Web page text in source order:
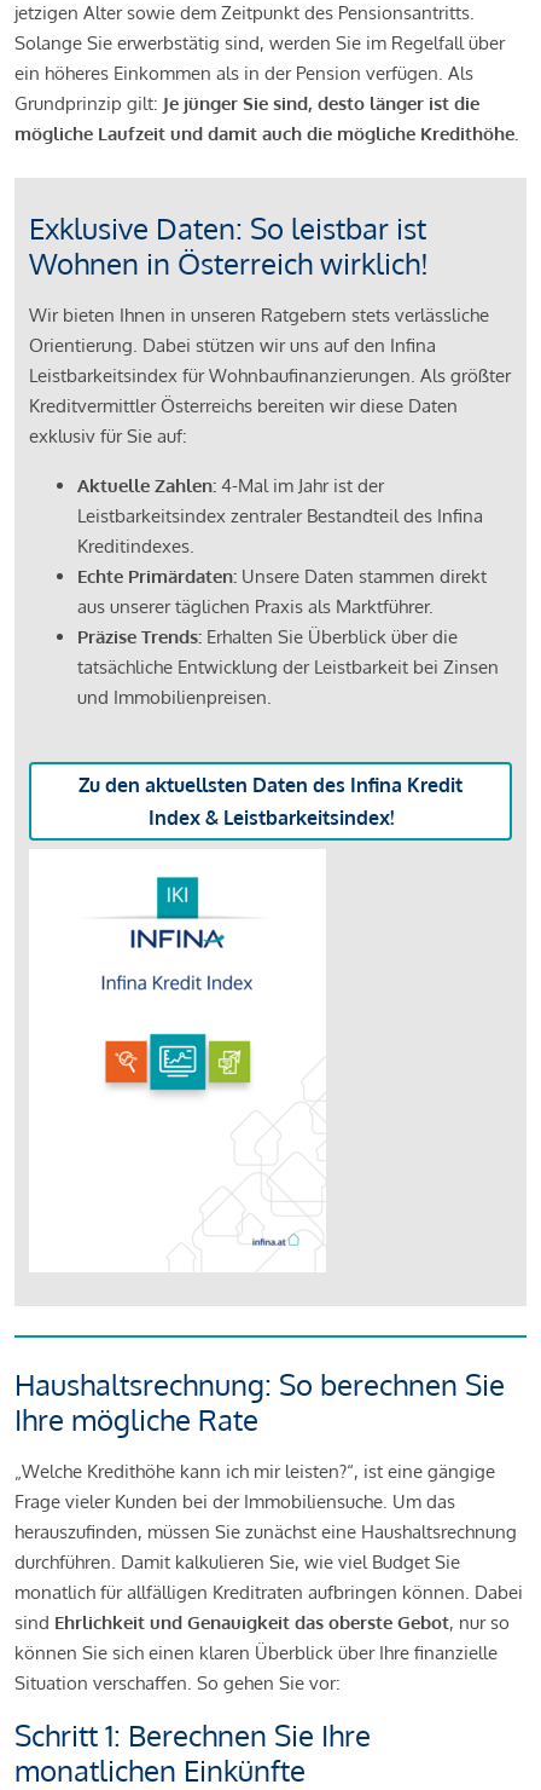
jetzigen Alter sowie dem Zeitpunkt des Pensionsantritts.
Solange Sie erwerbstätig sind, werden Sie im Regelfall über
ein höheres Einkommen als in der Pension verfügen. Als
Grundprinzip gilt: Je jünger Sie sind, desto länger ist die
mögliche Laufzeit und damit auch die mögliche Kredithöhe.
Exklusive Daten: So leistbar ist
Wohnen in Österreich wirklich!
Wir bieten Ihnen in unseren Ratgebern stets verlässliche
Orientierung. Dabei stützen wir uns auf den Infina
Leistbarkeitsindex für Wohnbaufinanzierungen. Als größter
Kreditvermittler Österreichs bereiten wir diese Daten
exklusiv für Sie auf:
Aktuelle Zahlen: 4-Mal im Jahr ist der
Leistbarkeitsindex zentraler Bestandteil des Infina
Kreditindexes.
Echte Primärdaten: Unsere Daten stammen direkt
aus unserer täglichen Praxis als Marktführer.
Präzise Trends: Erhalten Sie Überblick über die
tatsächliche Entwicklung der Leistbarkeit bei Zinsen
und Immobilienpreisen.
Zu den aktuellsten Daten des Infina Kredit
Index & Leistbarkeitsindex!
Haushaltsrechnung: So berechnen Sie
Ihre mögliche Rate
„Welche Kredithöhe kann ich mir leisten?“, ist eine gängige
Frage vieler Kunden bei der Immobiliensuche. Um das
herauszufinden, müssen Sie zunächst eine Haushaltsrechnung
durchführen. Damit kalkulieren Sie, wie viel Budget Sie
monatlich für allfälligen Kreditraten aufbringen können. Dabei
sind Ehrlichkeit und Genauigkeit das oberste Gebot, nur so
können Sie sich einen klaren Überblick über Ihre finanzielle
Situation verschaffen. So gehen Sie vor:
Schritt 1: Berechnen Sie Ihre
monatlichen Einkünfte